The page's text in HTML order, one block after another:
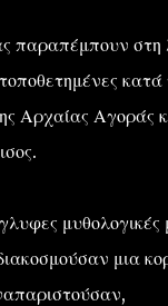
παραπέμπουν στη
Αρχαίας Αγοράς
μια